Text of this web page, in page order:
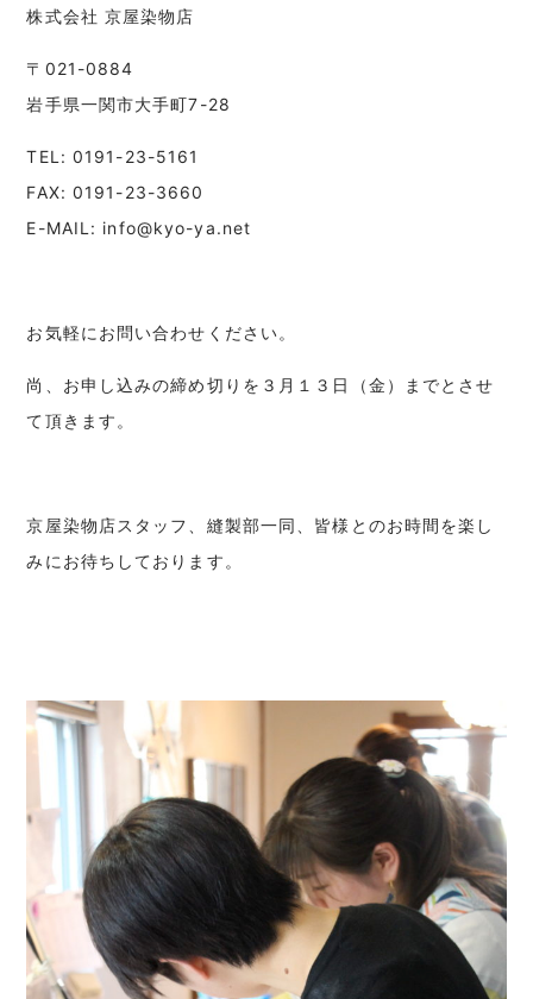
株式会社 京屋染物店
〒021-0884
岩手県一関市大手町7-28
TEL: 0191-23-5161
FAX: 0191-23-3660
E-MAIL: info@kyo-ya.net
お気軽にお問い合わせください。
尚、お申し込みの締め切りを３月１３日（金）までとさせ
て頂きます。
京屋染物店スタッフ、縫製部一同、皆様とのお時間を楽し
みにお待ちしております。